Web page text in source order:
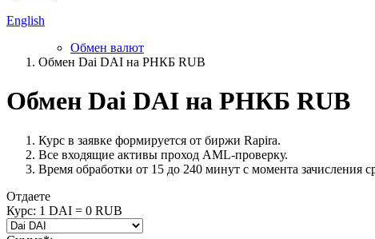
English
Обмен валют
Обмен Dai DAI на РНКБ RUB
Обмен Dai DAI на РНКБ RUB
Курс в заявке формируется от биржи Rapira.
Все входящие активы проход AML-проверку.
Время обработки от 15 до 240 минут с момента зачисления
Отдаете
Курс: 1 DAI = 0 RUB